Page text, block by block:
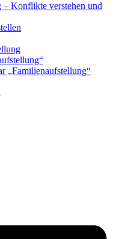
– Konflikte verstehen und
„Familienaufstellung“